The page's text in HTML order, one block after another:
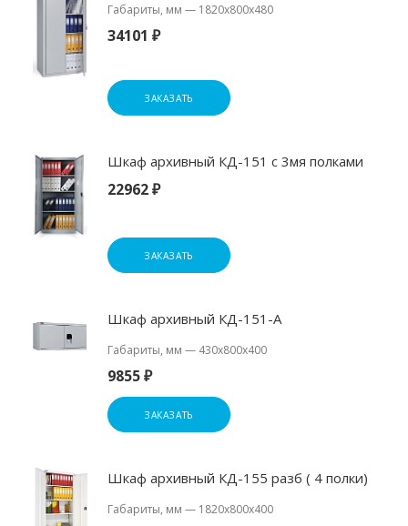
Габариты, мм — 1820х800х480
34101 ₽
ЗАКАЗАТЬ
Шкаф архивный КД-151 с 3мя полками
22962 ₽
ЗАКАЗАТЬ
Шкаф архивный КД-151-А
Габариты, мм — 430х800х400
9855 ₽
ЗАКАЗАТЬ
Шкаф архивный КД-155 разб ( 4 полки)
Габариты, мм — 1820х800х400